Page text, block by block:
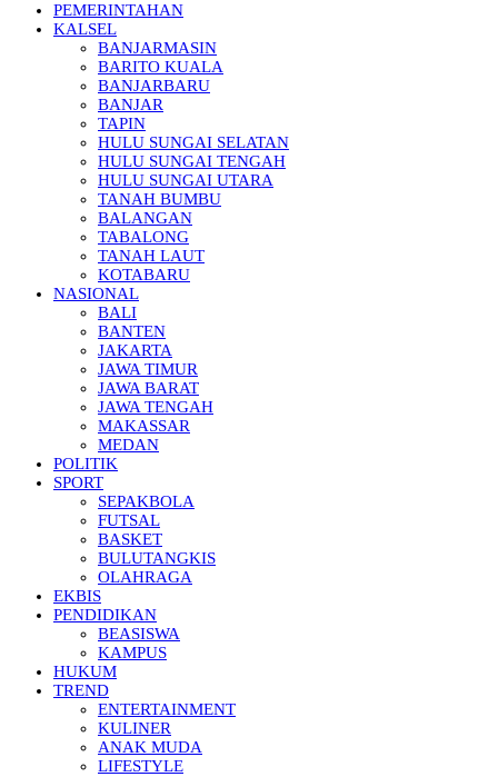
PEMERINTAHAN
KALSEL
BANJARMASIN
BARITO KUALA
BANJARBARU
BANJAR
TAPIN
HULU SUNGAI SELATAN
HULU SUNGAI TENGAH
HULU SUNGAI UTARA
TANAH BUMBU
BALANGAN
TABALONG
TANAH LAUT
KOTABARU
NASIONAL
BALI
BANTEN
JAKARTA
JAWA TIMUR
JAWA BARAT
JAWA TENGAH
MAKASSAR
MEDAN
POLITIK
SPORT
SEPAKBOLA
FUTSAL
BASKET
BULUTANGKIS
OLAHRAGA
EKBIS
PENDIDIKAN
BEASISWA
KAMPUS
HUKUM
TREND
ENTERTAINMENT
KULINER
ANAK MUDA
LIFESTYLE